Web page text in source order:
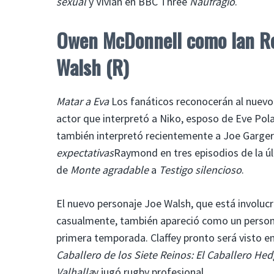
Owen McDonnell como Ian
Walsh (R)
Matar a EvaLos fanáticos reconocerán al
actor que interpretó a Niko, esposo de Eve
también interpretó recientemente a Joe
expectativasRaymond en tres episodios de la
de Monte agradablea Testigo silencioso.
El nuevo personaje Joe Walsh, que está
casualmente, también apareció como un
primera temporada. Claffey pronto será visto
Caballero de los Siete Reinos: El Caballero